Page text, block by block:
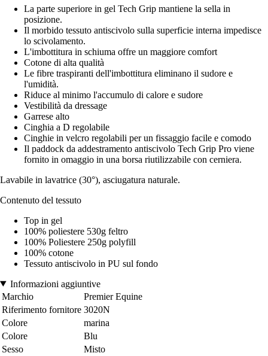
La parte superiore in gel Tech Grip mantiene la sella in
posizione.
Il morbido tessuto antiscivolo sulla superficie interna impedisce
lo scivolamento.
L'imbottitura in schiuma offre un maggiore comfort
Cotone di alta qualità
Le fibre traspiranti dell'imbottitura eliminano il sudore e
l'umidità.
Riduce al minimo l'accumulo di calore e sudore
Vestibilità da dressage
Garrese alto
Cinghia a D regolabile
Cinghie in velcro regolabili per un fissaggio facile e comodo
Il paddock da addestramento antiscivolo Tech Grip Pro viene
fornito in omaggio in una borsa riutilizzabile con cerniera.
Lavabile in lavatrice (30°), asciugatura naturale.
Contenuto del tessuto
Top in gel
100% poliestere 530g feltro
100% Poliestere 250g polyfill
100% cotone
Tessuto antiscivolo in PU sul fondo
Informazioni aggiuntive
Marchio
Premier Equine
Riferimento fornitore 3020N
Colore
marina
Colore
Blu
Sesso
Misto